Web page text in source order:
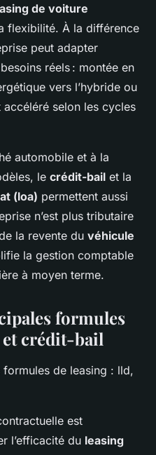
de voiture
flexibilité. À la différence
peut adapter
réels : montée en
vers l’hybride ou
accéléré selon les cycles
automobile et à la
le crédit-bail et la
(loa) permettent aussi
n’est plus tributaire
la revente du véhicule
la gestion comptable
à moyen terme.
formules
et crédit-bail
est
l’efficacité du leasing